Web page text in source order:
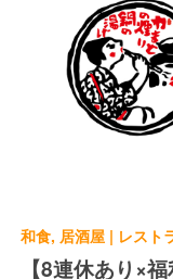
【8連休あり×